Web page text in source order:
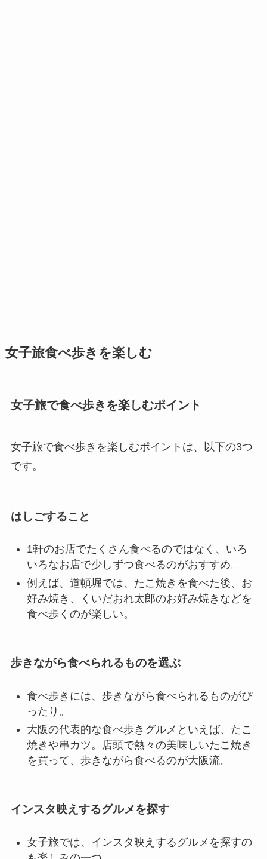
女子旅食べ歩きを楽しむ
女子旅で食べ歩きを楽しむポイント
女子旅で食べ歩きを楽しむポイントは、以下の3つ
です。
はしごすること
1軒のお店でたくさん食べるのではなく、いろ
いろなお店で少しずつ食べるのがおすすめ。
例えば、道頓堀では、たこ焼きを食べた後、お
好み焼き、くいだおれ太郎のお好み焼きなどを
食べ歩くのが楽しい。
歩きながら食べられるものを選ぶ
食べ歩きには、歩きながら食べられるものがぴ
ったり。
大阪の代表的な食べ歩きグルメといえば、たこ
焼きや串カツ。店頭で熱々の美味しいたこ焼き
を買って、歩きながら食べるのが大阪流。
インスタ映えするグルメを探す
女子旅では、インスタ映えするグルメを探すの